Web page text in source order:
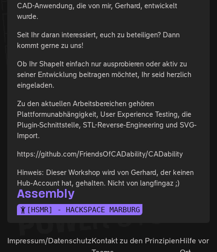
CAD-Anwendung, die von mir, Gerhard, entwickelt
wurde.
Seit Ihr daran interessiert, euch zu beteiligen? Dann
kommt gerne zu uns!
Ob Ihr ShapeIt einfach nur ausprobieren oder aktiv zu
seiner Entwicklung beitragen möchtet, Ihr seid herzlich
eingeladen.
Zu den aktuellen Arbeitsbereichen gehören
Plattformunabhängigkeit, User Experience Testing, die
Plugin-Schnittstelle, STL-Reverse-Engineering und SVG-
Import.
https://github.com/FriendsOfCADability/CADability
Hinweis: Dieser Workshop wird von Gerhard, der keinen
Hub-Account hat, gehalten. Nicht von langfingaz ;)
Assembly
[HSMR] - HACKSPACE MARBURG
Impressum/DatenschutzKontakt zu den PrinzipienHilfe vor